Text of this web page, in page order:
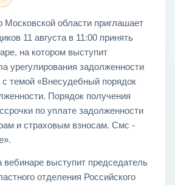
области приглашает
11 августа в 11:00 принять
на котором выступит
урегулирования задолженности
темой «Внесудебный порядок
Порядок получения
по уплате задолженности
и страховым взносам. Смс -
выступит председатель
отделения Российского